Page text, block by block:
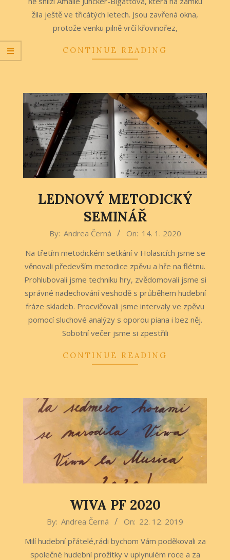
žila ještě ve třicátých letech. Jsou zavřená okna,
protože venku pilně vrčí křovinořez,
CONTINUE READING
LEDNOVÝ METODICKÝ
SEMINÁŘ
14
By: Andrea Černá On: 14. 1. 2020
Na třetím metodickém setkání v Holasicích jsme se
věnovali především metodice zpěvu a hře na flétnu.
Prohlubovali jsme techniku hry, zvědomovali jsme si
správné nadechování veshodě s průběhem hudební
fráze skladeb. Procvičovali jsme intervaly ve zpěvu
pomocí sluchové analýzy s oporou piana i bez něj.
Sobotní večer jsme si zpestřili
CONTINUE READING
WIVA PF 2020
22
By: Andrea Černá On: 22. 12. 2019
Milí hudební přátelé,rádi bychom Vám poděkovali za
společné hudební prožitky v uplynulém roce a za